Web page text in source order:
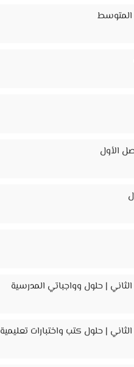
المتوسط
الأول
| حلول وواجباتي المدرسية
| حلول كتب واختبارات تعليمية